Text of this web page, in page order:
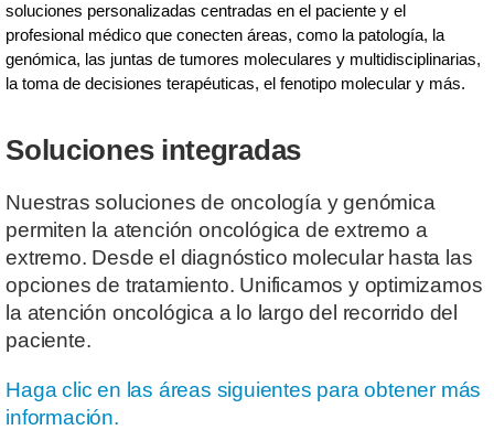
soluciones personalizadas centradas en el paciente y el
profesional médico que conecten áreas, como la patología, la
genómica, las juntas de tumores moleculares y multidisciplinarias,
la toma de decisiones terapéuticas, el fenotipo molecular y más.
Soluciones integradas
Nuestras soluciones de oncología y genómica
permiten la atención oncológica de extremo a
extremo. Desde el diagnóstico molecular hasta las
opciones de tratamiento. Unificamos y optimizamos
la atención oncológica a lo largo del recorrido del
paciente.
Haga clic en las áreas siguientes para obtener más
información.